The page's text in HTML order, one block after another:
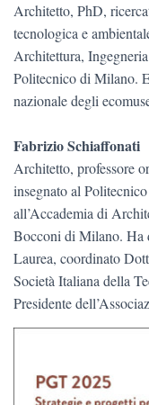
Architetto, PhD,
tecnologica e
Architettura,
Politecnico di Milano.
nazionale degli
Fabrizio Schiaffonati
Architetto, professore
insegnato al
all’Accademia di
Bocconi di Milano. Ha
Laurea, coordinato
Società Italiana della
Presidente